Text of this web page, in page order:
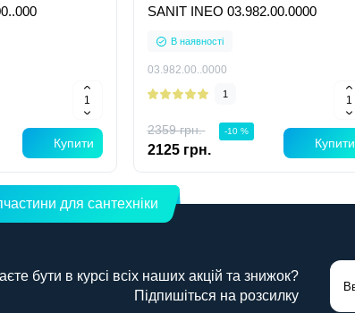
Купити
SANIT INEO 03.982.00.0000
В наявності
03.982.00..0000
1
2359 грн. -10 %
2125 грн. Купити
для сантехніки
бути в курсі всіх наших акцій та знижок?
Підпишіться на розсилку